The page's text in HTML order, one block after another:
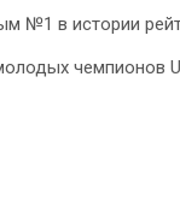
№1 в истории
чемпионов